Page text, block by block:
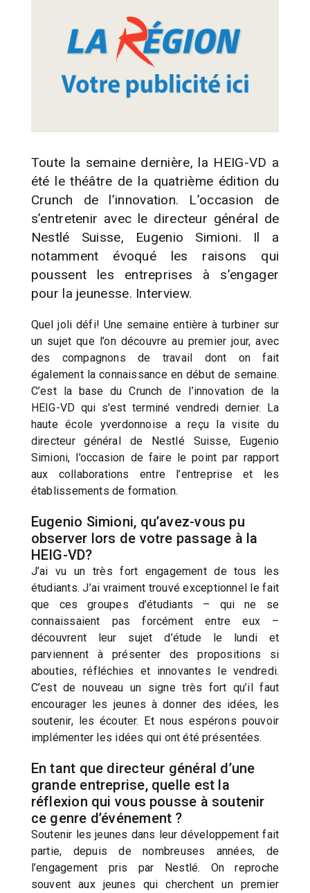
Toute la semaine dernière, la HEIG-VD a
été le théâtre de la quatrième édition du
Crunch de l’innovation. L’occasion de
s’entretenir avec le directeur général de
Nestlé Suisse, Eugenio Simioni. Il a
notamment évoqué les raisons qui
poussent les entreprises à s’engager
pour la jeunesse. Interview.
Quel joli défi! Une semaine entière à turbiner sur
un sujet que l’on découvre au premier jour, avec
des compagnons de travail dont on fait
également la connaissance en début de semaine.
C’est la base du Crunch de l’innovation de la
HEIG-VD qui s’est terminé vendredi dernier. La
haute école yverdonnoise a reçu la visite du
directeur général de Nestlé Suisse, Eugenio
Simioni, l’occasion de faire le point par rapport
aux collaborations entre l’entreprise et les
établissements de formation.
Eugenio Simioni, qu’avez-vous pu
observer lors de votre passage à la
HEIG-VD?
J’ai vu un très fort engagement de tous les
étudiants. J’ai vraiment trouvé exceptionnel le fait
que ces groupes d’étudiants – qui ne se
connaissaient pas forcément entre eux –
découvrent leur sujet d’étude le lundi et
parviennent à présenter des propositions si
abouties, réfléchies et innovantes le vendredi.
C’est de nouveau un signe très fort qu’il faut
encourager les jeunes à donner des idées, les
soutenir, les écouter. Et nous espérons pouvoir
implémenter les idées qui ont été présentées.
En tant que directeur général d’une
grande entreprise, quelle est la
réflexion qui vous pousse à soutenir
ce genre d’événement ?
Soutenir les jeunes dans leur développement fait
partie, depuis de nombreuses années, de
l’engagement pris par Nestlé. On reproche
souvent aux jeunes qui cherchent un premier